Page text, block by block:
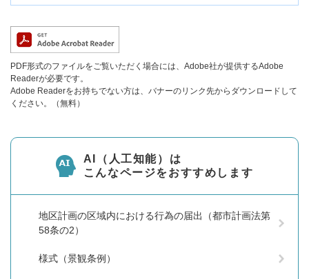
PDF形式のファイルをご覧いただく場合には、Adobe社が提供するAdobe
Readerが必要です。
Adobe Readerをお持ちでない方は、バナーのリンク先からダウンロードして
ください。（無料）
AI（人工知能）は
こんなページをおすすめします
地区計画の区域内における行為の届出（都市計画法第
58条の2）
様式（景観条例）